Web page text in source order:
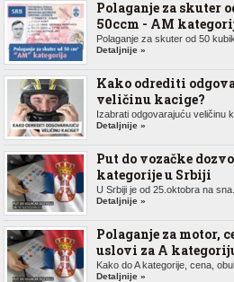
Polaganje za skuter
50ccm - AM
Polaganje za skuter od 50
Detaljnije »
Kako odrediti
veličinu kacige?
Izabrati odgovarajuću veličinu
Detaljnije »
Put do vozačke
kategorije u Srbiji
U Srbiji je od 25.oktobra na
Detaljnije »
Polaganje za motor,
uslovi za A
Kako do A kategorije, cena,
Detaljnije »